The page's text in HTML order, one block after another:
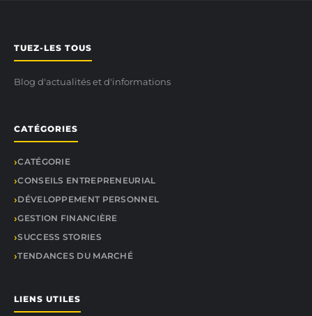
TUEZ-LES TOUS
Blog d'actualités et d'informations
CATÉGORIES
CATÉGORIE
CONSEILS ENTREPRENEURIAL
DÉVELOPPEMENT PERSONNEL
GESTION FINANCIÈRE
SUCCESS STORIES
TENDANCES DU MARCHÉ
LIENS UTILES